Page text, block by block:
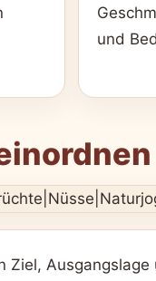
und
Ziel, Ausgangslage